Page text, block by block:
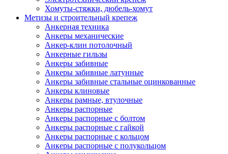
Хомуты-стяжки, дюбель-хомут
Метизы и строительный крепеж
Анкерная техника
Анкеры механические
Анкер-клин потолочный
Анкерные гильзы
Анкеры забивные
Анкеры забивные латунные
Анкеры забивные стальные оцинкованные
Анкеры клиновые
Анкеры рамные, втулочные
Анкеры распорные
Анкеры распорные с болтом
Анкеры распорные с гайкой
Анкеры распорные с кольцом
Анкеры распорные с полукольцом